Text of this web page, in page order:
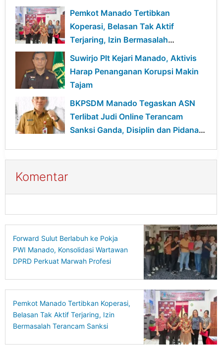
Pemkot Manado Tertibkan
Koperasi, Belasan Tak Aktif
Terjaring, Izin Bermasalah
Terancam Sanksi
Suwirjo Plt Kejari Manado, Aktivis
Harap Penanganan Korupsi Makin
Tajam
BKPSDM Manado Tegaskan ASN
Terlibat Judi Online Terancam
Sanksi Ganda, Disiplin dan Pidana
Komentar
Forward Sulut Berlabuh ke Pokja
PWI Manado, Konsolidasi Wartawan
DPRD Perkuat Marwah Profesi
Pemkot Manado Tertibkan Koperasi,
Belasan Tak Aktif Terjaring, Izin
Bermasalah Terancam Sanksi